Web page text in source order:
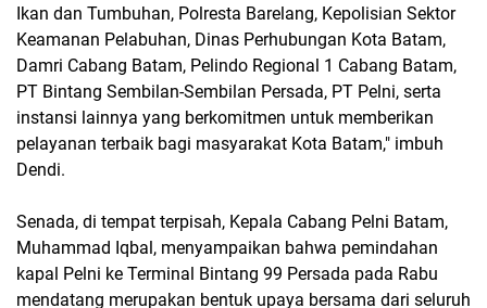
Ikan dan Tumbuhan, Polresta Barelang, Kepolisian Sektor
Keamanan Pelabuhan, Dinas Perhubungan Kota Batam,
Damri Cabang Batam, Pelindo Regional 1 Cabang Batam,
PT Bintang Sembilan-Sembilan Persada, PT Pelni, serta
instansi lainnya yang berkomitmen untuk memberikan
pelayanan terbaik bagi masyarakat Kota Batam," imbuh
Dendi.
Senada, di tempat terpisah, Kepala Cabang Pelni Batam,
Muhammad Iqbal, menyampaikan bahwa pemindahan
kapal Pelni ke Terminal Bintang 99 Persada pada Rabu
mendatang merupakan bentuk upaya bersama dari seluruh